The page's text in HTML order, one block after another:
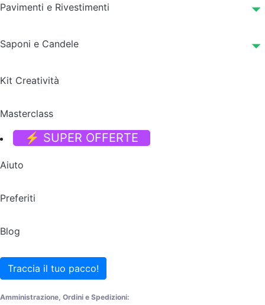
Pavimenti e Rivestimenti
Saponi e Candele
Kit Creatività
Masterclass
⚡ SUPER OFFERTE
Aiuto
Preferiti
Blog
Traccia il tuo pacco!
Amministrazione, Ordini e Spedizioni: